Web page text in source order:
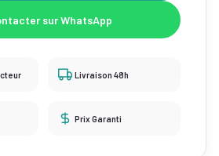
sur WhatsApp
Livraison 48h
Prix Garanti